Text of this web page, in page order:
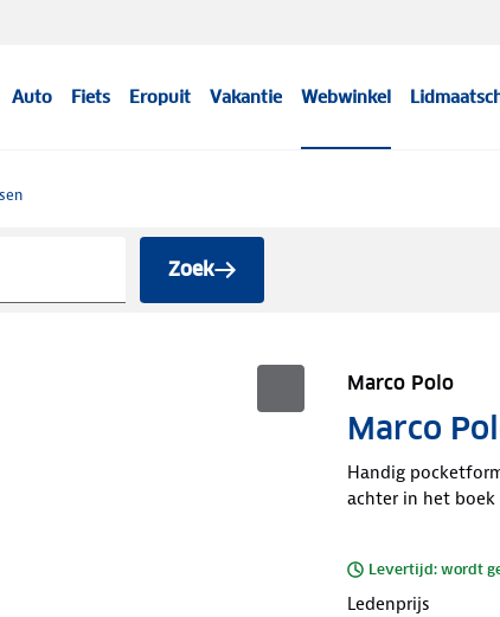
Auto Fiets Eropuit Vakantie Webwinkel
Zoek
Marco Polo
Marco
Handig
achter in het boek
Levertijd: wordt
Ledenprijs